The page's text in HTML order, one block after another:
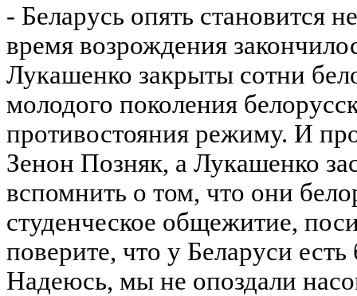
- Беларусь опять становится
время возрождения
Лукашенко закрыты сотни
молодого поколения
противостояния режиму. И
Зенон Позняк, а Лукашенко
вспомнить о том, что они
студенческое общежитие,
поверите, что у Беларуси
Надеюсь, мы не опоздали